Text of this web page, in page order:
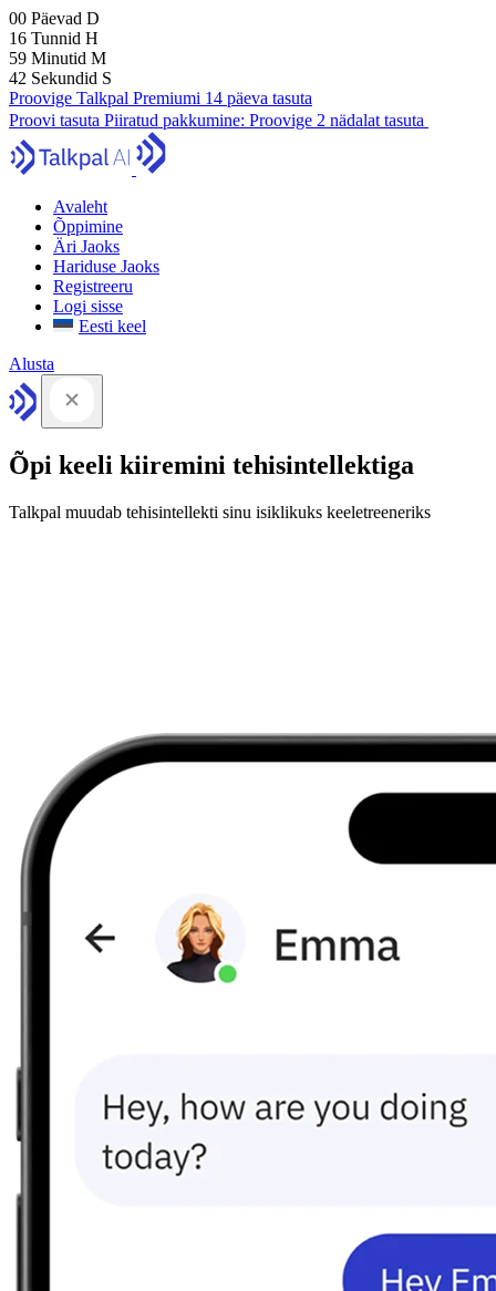
00 Päevad D
16 Tunnid H
59 Minutid M
41 Sekundid S
Proovige Talkpal Premiumi 14 päeva tasuta
Proovi tasuta Piiratud pakkumine: Proovige 2 nädalat tasuta
Avaleht
Õppimine
Äri Jaoks
Hariduse Jaoks
Registreeru
Logi sisse
Eesti keel
Alusta
Õpi keeli kiiremini tehisintellektiga
Talkpal muudab tehisintellekti sinu isiklikuks keeletreeneriks